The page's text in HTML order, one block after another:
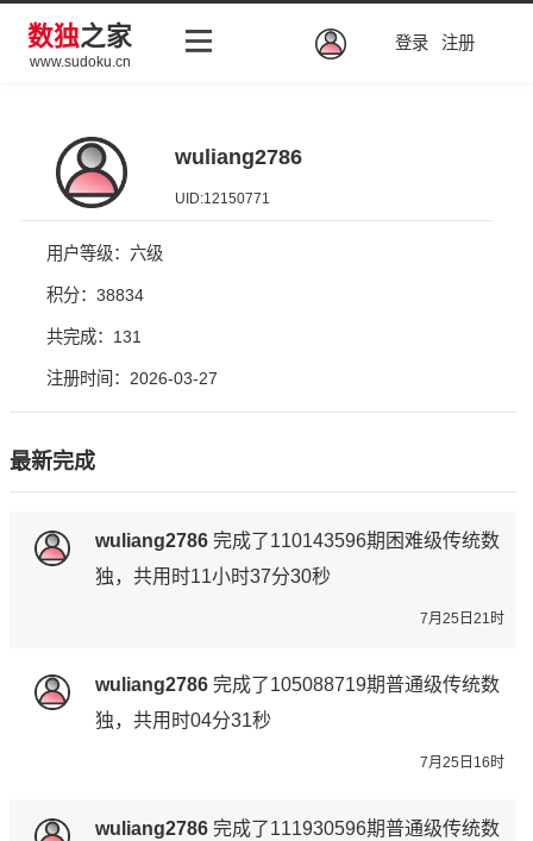
数独之家
www.sudoku.cn
登录 注册
wuliang2786
UID:12150771
用户等级：六级
积分：38834
共完成：131
注册时间：2026-03-27
最新完成
wuliang2786 完成了110143596期 困难级传统数
独，共用时11小时37分30秒
7月25日21时
wuliang2786 完成了105088719期普通级传统数
独，共用时04分31秒
7月25日16时
wuliang2786 完成了111930596期普通级传统数